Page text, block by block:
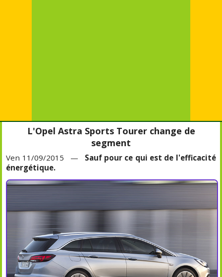
L'Opel Astra Sports Tourer change de
segment
Ven 11/09/2015 — Sauf pour ce qui est de l'efficacité
énergétique.